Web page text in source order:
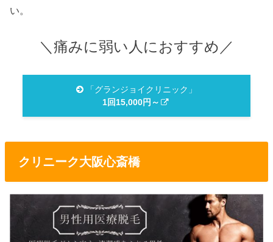
い。
＼痛みに弱い人におすすめ／
「グランジョイクリニック」
1回15,000円～
クリニーク大阪心斎橋